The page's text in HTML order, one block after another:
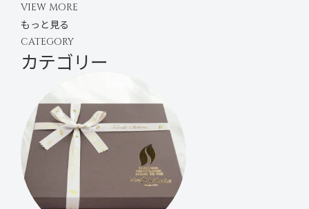
VIEW MORE
もっと見る
CATEGORY
カテゴリー